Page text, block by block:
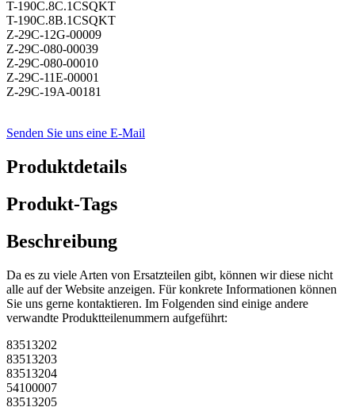
T-190C.8C.1CSQKT
T-190C.8B.1CSQKT
Z-29C-12G-00009
Z-29C-080-00039
Z-29C-080-00010
Z-29C-11E-00001
Z-29C-19A-00181
Senden Sie uns eine E-Mail
Produktdetails
Produkt-Tags
Beschreibung
Da es zu viele Arten von Ersatzteilen gibt, können wir diese nicht
alle auf der Website anzeigen. Für konkrete Informationen können
Sie uns gerne kontaktieren. Im Folgenden sind einige andere
verwandte Produktteilenummern aufgeführt:
83513202
83513203
83513204
54100007
83513205